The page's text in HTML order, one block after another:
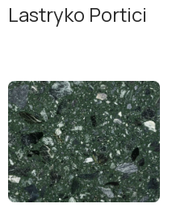
Lastryko Portici